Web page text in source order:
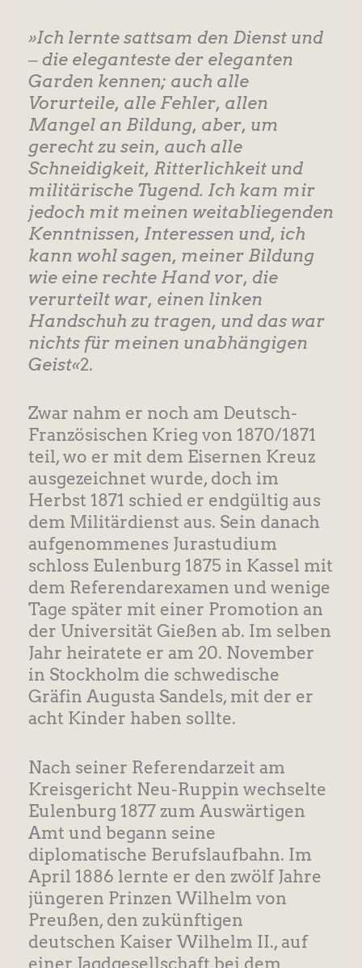
»Ich lernte sattsam den Dienst und
‒ die eleganteste der eleganten
Garden kennen; auch alle
Vorurteile, alle Fehler, allen
Mangel an Bildung, aber, um
gerecht zu sein, auch alle
Schneidigkeit, Ritterlichkeit und
militärische Tugend. Ich kam mir
jedoch mit meinen weitabliegenden
Kenntnissen, Interessen und, ich
kann wohl sagen, meiner Bildung
wie eine rechte Hand vor, die
verurteilt war, einen linken
Handschuh zu tragen, und das war
nichts für meinen unabhängigen
Geist«2.
Zwar nahm er noch am Deutsch-
Französischen Krieg von 1870/1871
teil, wo er mit dem Eisernen Kreuz
ausgezeichnet wurde, doch im
Herbst 1871 schied er endgültig aus
dem Militärdienst aus. Sein danach
aufgenommenes Jurastudium
schloss Eulenburg 1875 in Kassel mit
dem Referendarexamen und wenige
Tage später mit einer Promotion an
der Universität Gießen ab. Im selben
Jahr heiratete er am 20. November
in Stockholm die schwedische
Gräfin Augusta Sandels, mit der er
acht Kinder haben sollte.
Nach seiner Referendarzeit am
Kreisgericht Neu-Ruppin wechselte
Eulenburg 1877 zum Auswärtigen
Amt und begann seine
diplomatische Berufslaufbahn. Im
April 1886 lernte er den zwölf Jahre
jüngeren Prinzen Wilhelm von
Preußen, den zukünftigen
deutschen Kaiser Wilhelm II., auf
einer Jagdgesellschaft bei dem